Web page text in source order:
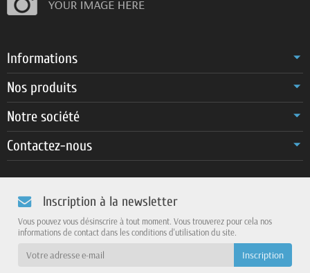
Informations
Nos produits
Notre société
Contactez-nous
Inscription à la newsletter
Vous pouvez vous désinscrire à tout moment. Vous trouverez pour cela nos
informations de contact dans les conditions d'utilisation du site.